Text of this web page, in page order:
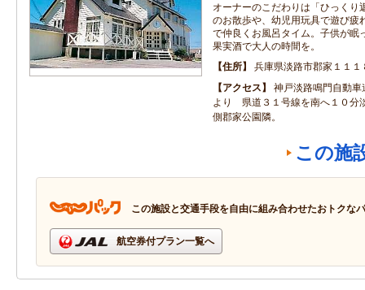
オーナーのこだわりは「ひっくり
のお散歩や、幼児用玩具で遊び疲
で仲良くお風呂タイム。子供が眠
果実酒で大人の時間を。
住所
兵庫県淡路市郡家１１１
アクセス
神戸淡路鳴門自動
より 県道３１号線を南へ１０分
側郡家公園隣。
この施
この施設と交通手段を自由に組み合わせたおトクな
航空券付プラン一覧へ